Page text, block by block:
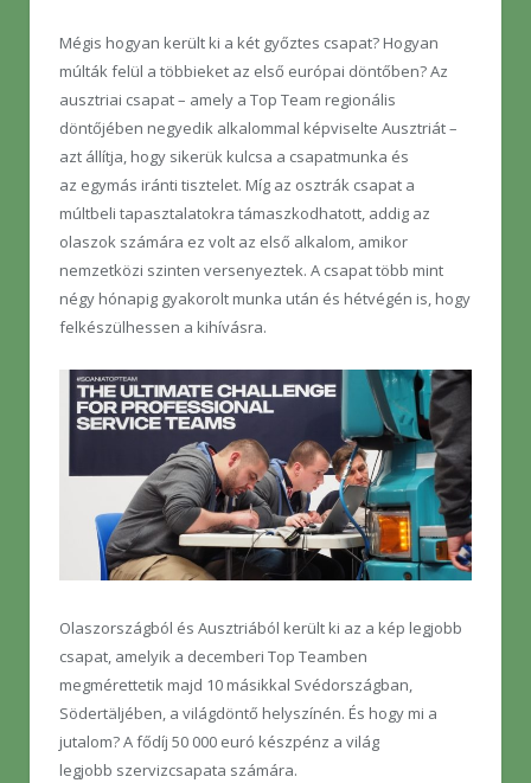
Mégis hogyan került ki a két győztes csapat? Hogyan
múlták felül a többieket az első európai döntőben? Az
ausztriai csapat – amely a Top Team regionális
döntőjében negyedik alkalommal képviselte Ausztriát –
azt állítja, hogy sikerük kulcsa a csapatmunka és
az egymás iránti tisztelet. Míg az osztrák csapat a
múltbeli tapasztalatokra támaszkodhatott, addig az
olaszok számára ez volt az első alkalom, amikor
nemzetközi szinten versenyeztek. A csapat több mint
négy hónapig gyakorolt munka után és hétvégén is, hogy
felkészülhessen a kihívásra.
Olaszországból és Ausztriából került ki az a kép legjobb
csapat, amelyik a decemberi Top Teamben
megmérettetik majd 10 másikkal Svédországban,
Södertäljében, a világdöntő helyszínén. És hogy mi a
jutalom? A fődíj 50 000 euró készpénz a világ
legjobb szervizcsapata számára.